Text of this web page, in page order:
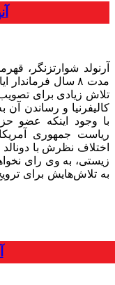
آرنولد شوارتزنگر،
مدت ۸ سال
تلاش زیادی برای
با وجود اینکه عضو
اختلاف نظرش با
زیستی، به وی رای
به تلاش‌هایش برای